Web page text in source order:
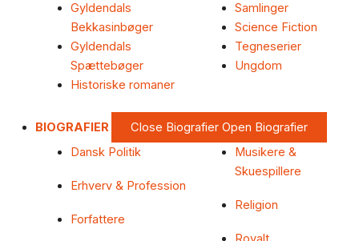
Gyldendals
Bekkasinbøger
Gyldendals
Spættebøger
Historiske romaner
Samlinger
Science Fiction
Tegneserier
Ungdom
BIOGRAFIER Close Biografier Open Biografier
Dansk Politik
Erhverv & Profession
Forfattere
Musikere &
Skuespillere
Religion